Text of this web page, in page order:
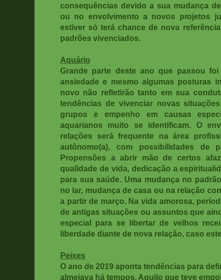
consequências devido a sua mudança
ou no envolvimento a novos projetos
estiver só terá chance de nova
padrões vivenciados.
Aquário
Grande parte deste ano que passou
ansiedade e mesmo algumas posturas
novo não refletirão tanto em sua
tendências de vivenciar novas
grupos e empenho em causas
aquarianos muito se identificam. O
relações será frequente na área
autônomo(a), com possibilidades de
Propensões a abrir mão de certos
qualidade de vida, dedicação a
para sua saúde. Uma mudança no
no lar, mudança de casa ou na relação
a partir de março. Na vida amorosa,
de antigas situações ou assuntos que
especial para se libertar de velhos
liberdade diante de nova relação, caso
Peixes
O ano de 2019 aponta tendências para
almejava há tempos. Aquilo que teve